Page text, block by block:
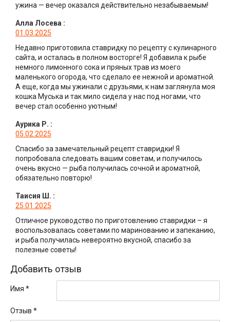
ужина — вечер оказался действительно незабываемым!
Алла Лосева :
01.03.2025
Недавно приготовила ставридку по рецепту с кулинарного
сайта, и осталась в полном восторге! Я добавила к рыбе
немного лимонного сока и пряных трав из моего
маленького огорода, что сделало ее нежной и ароматной.
А еще, когда мы ужинали с друзьями, к нам заглянула моя
кошка Муська и так мило сидела у нас под ногами, что
вечер стал особенно уютным!
Аурика Р. :
05.02.2025
Спасибо за замечательный рецепт ставридки! Я
попробовала следовать вашим советам, и получилось
очень вкусно — рыба получилась сочной и ароматной,
обязательно повторю!
Таисия Ш. :
25.01.2025
Отличное руководство по приготовлению ставридки – я
воспользовалась советами по маринованию и запеканию,
и рыба получилась невероятно вкусной, спасибо за
полезные советы!
Добавить отзыв
Имя *
Отзыв *